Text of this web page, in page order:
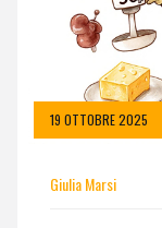
19 OTTOBRE 2025
Giulia Marsi